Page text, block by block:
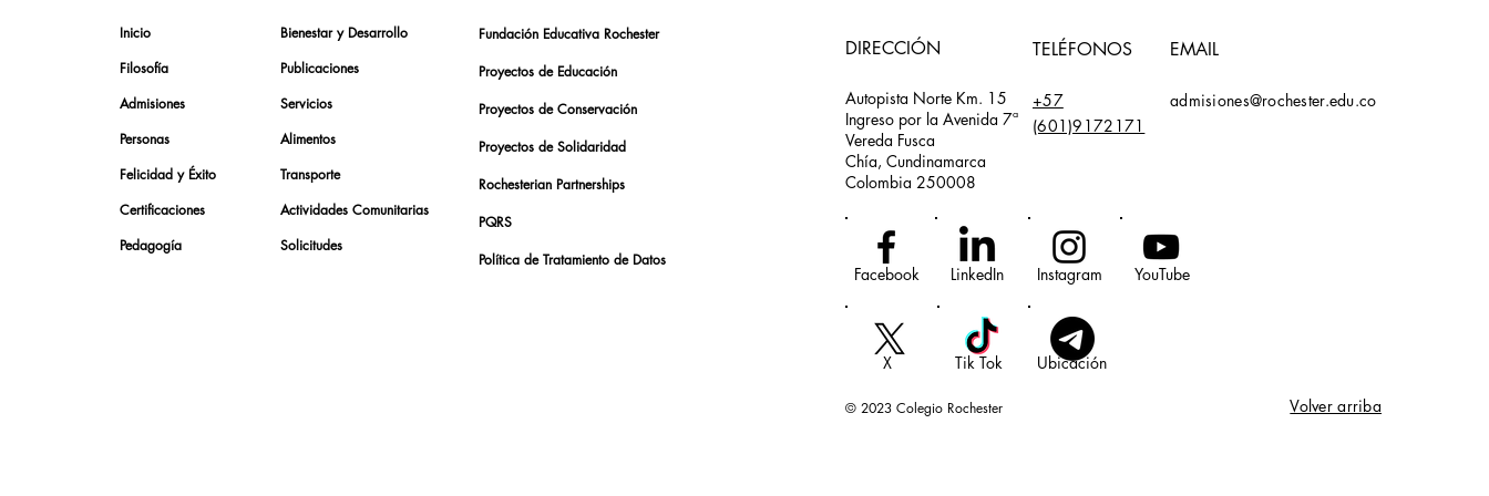
Inicio
Filosofía
Admisiones
Personas
Felicidad y Éxito
Certificaciones
Pedagogía
Bienestar y Desarrollo
Publicaciones
Servicios
Alimentos
Transporte
Actividades Comunitarias
Solicitudes
Fundación Educativa Rochester
Proyectos de Educación
Proyectos de Conservación
Proyectos de Solidaridad
Rochesterian Partnerships
PQRS
Política de Tratamiento de Datos
DIRECCIÓN
Autopista Norte Km. 15
Ingreso por la Avenida 7ª
Vereda Fusca
Chía, Cundinamarca
Colombia 250008
TELÉFONOS EMAIL
+57
(601)9172171
admisiones@rochester.edu.co
Facebook LinkedIn Instagram YouTube
X Tik Tok Ubicación
© 2023 Colegio Rochester Volver arriba